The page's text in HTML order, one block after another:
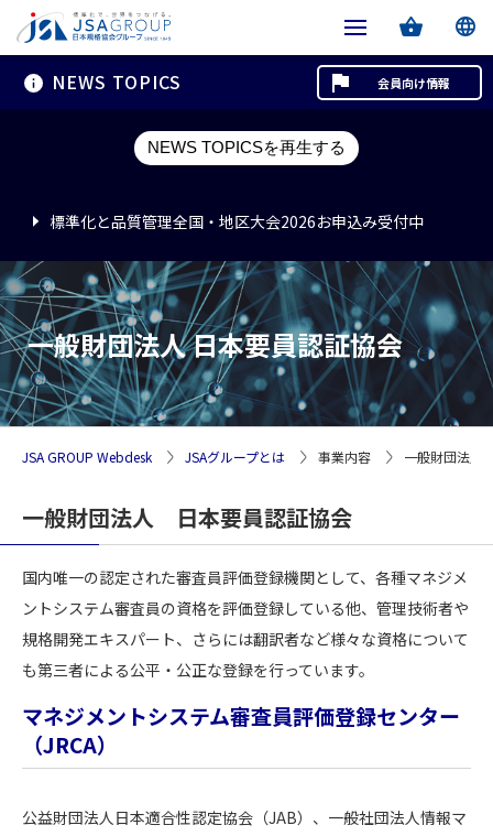
NEWS TOPICS
NEWS TOPICSを再生する
標準化と品質管理全国・地区大会2026お申込み受付中
標準化と品質管理全国・地区大会2026お申込み受付中
標準化と品質管理全国・地区大会2026お申込み受付中
会員向け情報
一般財団法人 日本要員認証協会
JSA GROUP Webdesk JSAグループとは 事業内容 一般財団法人
一般財団法人 日本要員認証協会
国内唯一の認定された審査員評価登録機関として、各種マネジメ
ントシステム審査員の資格を評価登録している他、管理技術者や
規格開発エキスパート、さらには翻訳者など様々な資格について
も第三者による公平・公正な登録を行っています。
マネジメントシステム審査員評価登録センター
（JRCA）
公益財団法人日本適合性認定協会（JAB）、一般社団法人情報マ